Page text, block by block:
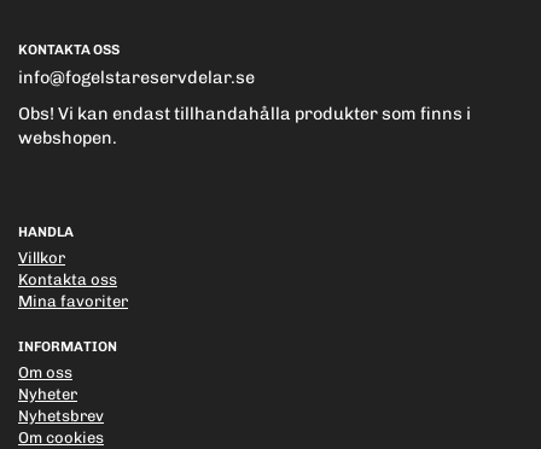
KONTAKTA OSS
info@fogelstareservdelar.se
Obs! Vi kan endast tillhandahålla produkter som finns i
webshopen.
HANDLA
Villkor
Kontakta oss
Mina favoriter
INFORMATION
Om oss
Nyheter
Nyhetsbrev
Om cookies